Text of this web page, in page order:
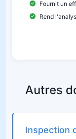
Fournit un
Rend
Autres
Inspection